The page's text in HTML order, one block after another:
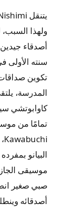
ولهذا
أصدقاء
سنته الأولى
تكوين
المدرسة،
كاوابوتشي
تمامًا من
البيانو
موسيقى
صبي صغير
أصدقائه